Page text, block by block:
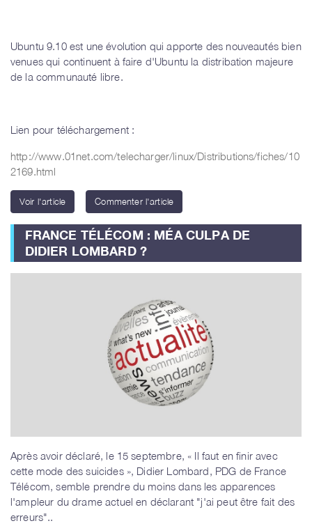
Ubuntu 9.10 est une évolution qui apporte des nouveautés bien
venues qui continuent à faire d'Ubuntu la distribation majeure
de la communauté libre.
Lien pour téléchargement :
http://www.01net.com/telecharger/linux/Distributions/fiches/10
2169.html
Voir l'article Commenter l'article
FRANCE TÉLÉCOM : MÉA CULPA DE
DIDIER LOMBARD ?
Après avoir déclaré, le 15 septembre, « Il faut en finir avec
cette mode des suicides », Didier Lombard, PDG de France
Télécom, semble prendre du moins dans les apparences
l'ampleur du drame actuel en déclarant "j'ai peut être fait des
erreurs"..